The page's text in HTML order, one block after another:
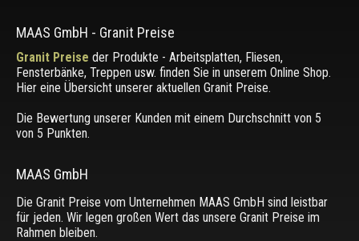
MAAS GmbH - Granit Preise
Granit Preise der Produkte - Arbeitsplatten, Fliesen,
Fensterbänke, Treppen usw. finden Sie in unserem Online Shop.
Hier eine Übersicht unserer aktuellen Granit Preise.
Die Bewertung unserer Kunden mit einem Durchschnitt von 5
von 5 Punkten.
MAAS GmbH
Die Granit Preise vom Unternehmen MAAS GmbH sind leistbar
für jeden. Wir legen großen Wert das unsere Granit Preise im
Rahmen bleiben.